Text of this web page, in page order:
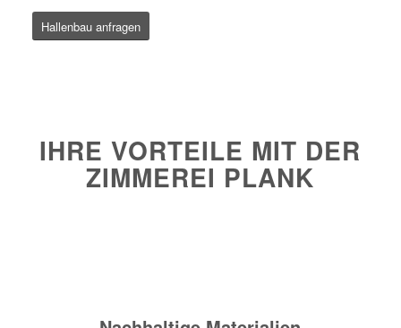
Hallenbau anfragen
IHRE VORTEILE MIT DER
ZIMMEREI PLANK